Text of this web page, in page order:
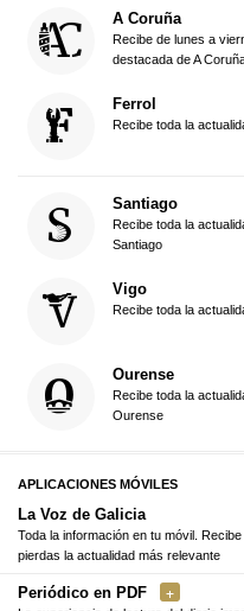
A Coruña
Recibe de lunes a
destacada de A
Ferrol
Recibe toda la
Santiago
Recibe toda la
Santiago
Vigo
Recibe toda la
Ourense
Recibe toda la
Ourense
APLICACIONES MÓVILES
La Voz de Galicia
Toda la información en tu móvil.
pierdas la actualidad más relevante
Periódico en PDF